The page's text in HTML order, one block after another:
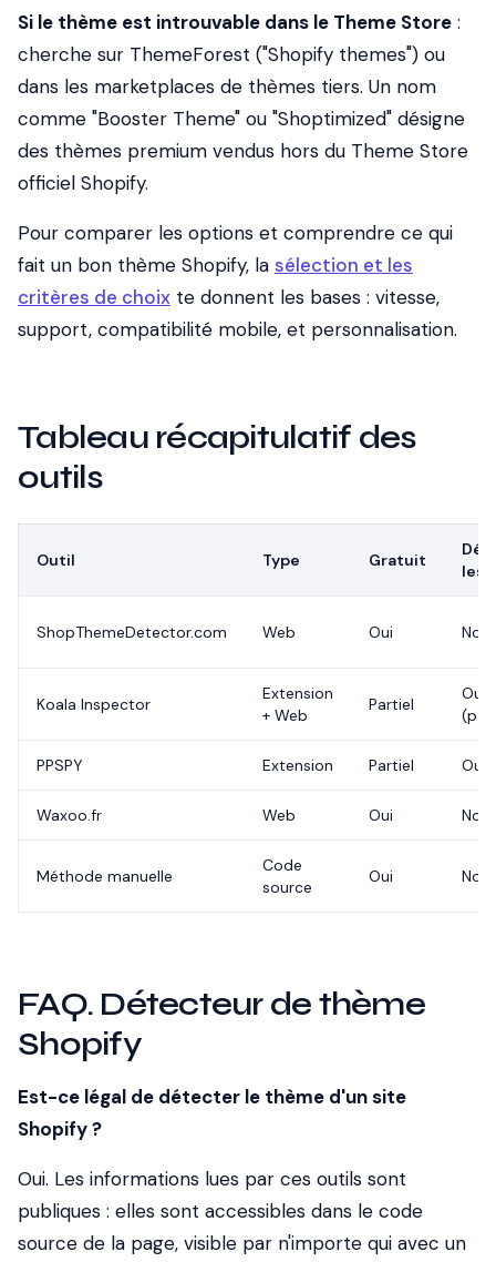
Si le thème est introuvable dans le Theme Store :
cherche sur ThemeForest ("Shopify themes") ou
dans les marketplaces de thèmes tiers. Un nom
comme "Booster Theme" ou "Shoptimized" désigne
des thèmes premium vendus hors du Theme Store
officiel Shopify.
Pour comparer les options et comprendre ce qui
fait un bon thème Shopify, la sélection et les
critères de choix te donnent les bases : vitesse,
support, compatibilité mobile, et personnalisation.
Tableau récapitulatif des
outils
Outil Type Gratuit
les
ShopThemeDetector.com Web Oui Non
Koala Inspector
Extension
+ Web
Partiel
Oui
PPSPY Extension Partiel Oui
Waxoo.fr Web Oui Non
Méthode manuelle
Code
source
Oui Non
FAQ. Détecteur de thème
Shopify
Est-ce légal de détecter le thème d'un site
Shopify ?
Oui. Les informations lues par ces outils sont
publiques : elles sont accessibles dans le code
source de la page, visible par n'importe qui avec un